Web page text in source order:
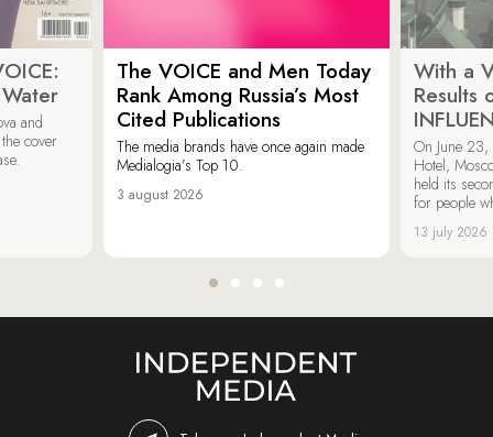
and
cover
The VOICE and Men Today
Rank Among Russia’s Most
Cited Publications
The media brands have once again made
Medialogia’s Top 10.
3 august 2026
With a
Results
On June
Hotel,
held its
for people
13 july 2026